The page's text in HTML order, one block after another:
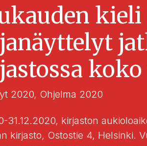
2020, Ohjelma 2020
31.12.2020, kirjaston
kirjasto, Ostostie 4, Helsinki.